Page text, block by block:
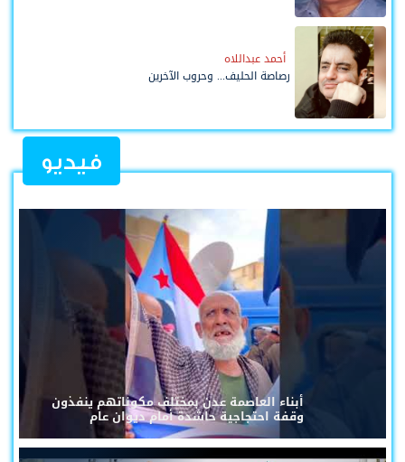
أحمد عبداللاه
رصاصة الحليف... وحروب الآخرين
فيديو
أبناء العاصمة عدن بمختلف مكوناتهم ينفذون
وقفة احتجاجية حاشدة أمام ديوان عام